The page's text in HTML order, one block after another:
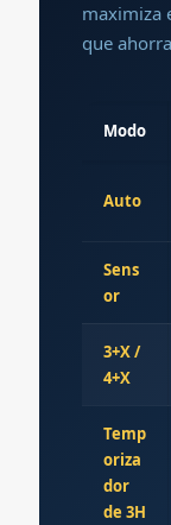
maximiza
que
Modo
Auto
Sens
or
3+X /
4+X
Temp
oriza
dor
de 3H